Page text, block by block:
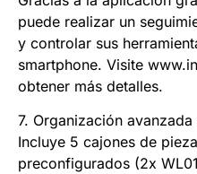
puede realizar un
y controlar sus
smartphone. Visite
obtener más detalles.
7. Organización
Incluye 5 cajones de
preconfigurados (2x